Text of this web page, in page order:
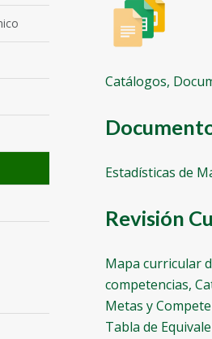
Catálogos,
Estadísticas de
Revisión
Mapa curricular
competencias,
Metas y
Tabla de